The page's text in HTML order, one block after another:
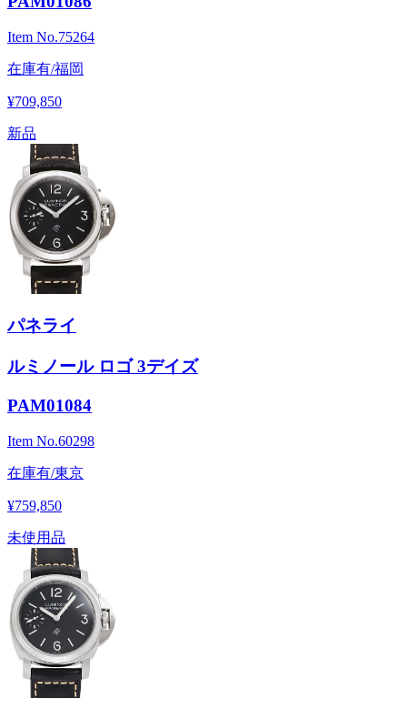
Item No.75264
在庫有/福岡
¥709,850
新品
パネライ
ルミノール ロゴ 3デイズ
PAM01084
Item No.60298
在庫有/東京
¥759,850
未使用品